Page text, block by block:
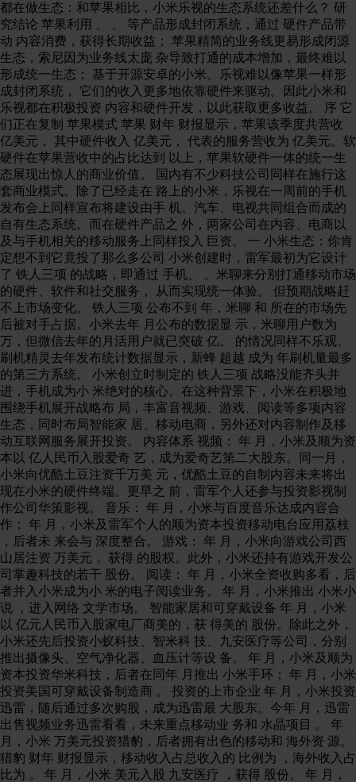
都在做生态：和苹果相比，小米乐视的生态系统还差什么？ 研
究结论 苹果利用 、 、 等产品形成封闭系统，通过 硬件产品带
动 内容消费，获得长期收益； 苹果精简的业务线更易形成闭源
生态，索尼因为业务线太庞 杂导致打通的成本增加，最终难以
形成统一生态； 基于开源安卓的小米、乐视难以像苹果一样形
成封闭系统， 它们的收入更多地依靠硬件来驱动。因此小米和
乐视都在积极投资 内容和硬件开发，以此获取更多收益。 序 它
们正在复制 苹果模式 苹果 财年 财报显示，苹果该季度共营收
亿美元， 其中硬件收入 亿美元， 代表的服务营收为 亿美元。软
硬件在苹果营收中的占比达到 以上，苹果软硬件一体的统一生
态展现出惊人的商业价值。 国内有不少科技公司同样在施行这
套商业模式。除了已经走在 路上的小米，乐视在一周前的手机
发布会上同样宣布将建设由手 机、汽车、电视共同组合而成的
自有生态系统。而在硬件产品之 外，两家公司在内容、电商以
及与手机相关的移动服务上同样投入 巨资。 一 小米生态：你肯
定想不到它竟投了那么多公司 小米创建时，雷军最初为它设计
了 铁人三项 的战略，即通过 手机、 、米聊来分别打通移动市场
的硬件、软件和社交服务， 从而实现统一体验。 但预期战略赶
不上市场变化。 铁人三项 公布不到 年，米聊 和 所在的市场先
后被对手占据。小米去年 月公布的数据显 示，米聊用户数为
万，但微信去年的月活用户就已突破 亿。 的情况同样不乐观。
刷机精灵去年发布统计数据显示，新蜂 超越 成为 年刷机量最多
的第三方系统。 小米创立时制定的 铁人三项 战略没能齐头并
进，手机成为小 米绝对的核心。在这种背景下，小米在积极地
围绕手机展开战略布 局，丰富音视频、游戏、阅读等多项内容
生态，同时布局智能家 居、移动电商，另外还对内容制作及移
动互联网服务展开投资。 内容体系 视频： 年 月，小米及顺为资
本以 亿人民币入股爱奇 艺，成为爱奇艺第二大股东。同一月，
小米向优酷土豆注资千万美 元，优酷土豆的自制内容未来将出
现在小米的硬件终端。更早之 前，雷军个人还参与投资影视制
作公司华策影视。 音乐： 年 月，小米与百度音乐达成内容合
作； 年 月，小米及雷军个人的顺为资本投资移动电台应用荔枝
，后者未 来会与 深度整合。 游戏： 年 月，小米向游戏公司西
山居注资 万美元， 获得 的股权。此外，小米还持有游戏开发公
司掌趣科技的若干 股份。 阅读： 年 月，小米全资收购多看，后
者并入小米成为小 米的电子阅读业务。 年 月，小米推出 小米小
说 ，进入网络 文学市场。 智能家居和可穿戴设备 年 月，小米
以 亿元人民币入股家电厂商美的，获 得美的 股份。除此之外，
小米还先后投资小蚁科技、智米科 技、九安医疗等公司，分别
推出摄像头、空气净化器、血压计等设 备。 年 月，小米及顺为
资本投资华米科技，后者在同年 月推出 小米手环； 年 月，小米
投资美国可穿戴设备制造商 。 投资的上市企业 年 月，小米投资
迅雷，随后通过多次购股，成为迅雷最 大股东。今年 月，迅雷
出售视频业务迅雷看看，未来重点移动业 务和 水晶项目 。 年
月，小米 万美元投资猎豹，后者拥有出色的移动和 海外资 源。
猎豹 财年 财报显示，移动收入占总收入的 比例为 ，海外收入占
比为 。 年 月，小米 美元入股 九安医疗 ，获得 股份。 年 月，